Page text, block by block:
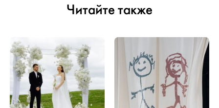
Читайте также